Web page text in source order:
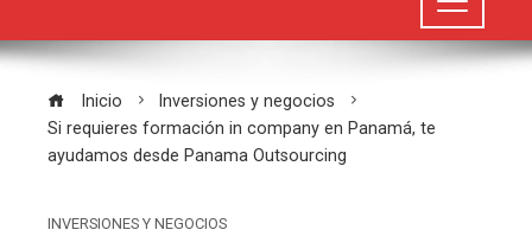
Inicio
Inversiones y negocios
Si requieres formación in company en Panamá, te
ayudamos desde Panama Outsourcing
INVERSIONES Y NEGOCIOS